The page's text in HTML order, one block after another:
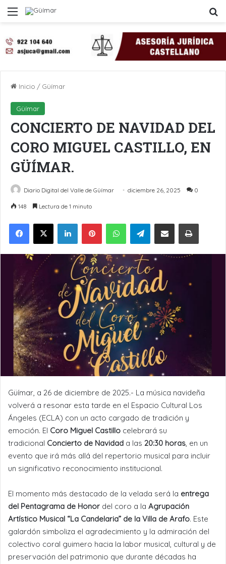
Menú
Inicio / Güímar
Güímar
CONCIERTO DE NAVIDAD DEL
CORO MIGUEL CASTILLO, EN
GÜÍMAR.
Diario Digital del Valle de Güímar diciembre 26, 2025 0
148 Lectura de 1 minuto
LinkedInPinterestWhatsAppTelegramCompartir por Email Imprimir
Güímar, a 26 de diciembre de 2025.- La música navideña
volverá a resonar esta tarde en el Espacio Cultural Los
Ángeles (ECLA) con un acto cargado de tradición y
emoción. El Coro Miguel Castillo celebrará su
tradicional Concierto de Navidad a las 20:30 horas, en un
evento que irá más allá del repertorio musical para incluir
un significativo reconocimiento institucional.
El momento más destacado de la velada será la entrega
del Pentagrama de Honor del coro a la Agrupación
Artístico Musical “La Candelaria” de la Villa de Arafo. Este
galardón simboliza el agradecimiento y la admiración del
colectivo coral guimero hacia la labor musical, cultural y de
preservación del patrimonio que durante décadas ha